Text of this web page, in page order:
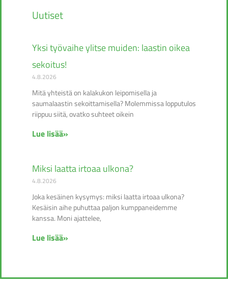
Uutiset
Yksi työvaihe ylitse muiden: laastin oikea
sekoitus!
4.8.2026
Mitä yhteistä on kalakukon leipomisella ja
saumalaastin sekoittamisella? Molemmissa lopputulos
riippuu siitä, ovatko suhteet oikein
Lue lisää»
Miksi laatta irtoaa ulkona?
4.8.2026
Joka kesäinen kysymys: miksi laatta irtoaa ulkona?
Kesäisin aihe puhuttaa paljon kumppaneidemme
kanssa. Moni ajattelee,
Lue lisää»